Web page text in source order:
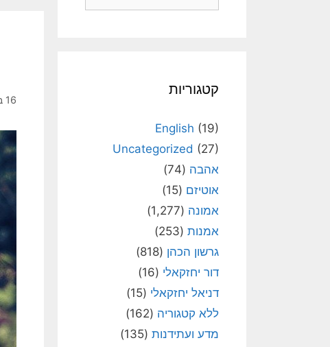
16 בדצמבר 2021
קטגוריות
English (19)
Uncategorized (27)
אהבה (74)
אוטיזם (15)
אמונה (1,277)
אמנות (253)
גרשון הכהן (818)
דור יחזקאלי (16)
דניאל יחזקאלי (15)
ללא קטגוריה (162)
מדע ועתידנות (135)